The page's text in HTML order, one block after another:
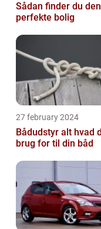
Sådan finder du den
perfekte bolig
27 february 2024
Bådudstyr alt hvad du har
brug for til din båd